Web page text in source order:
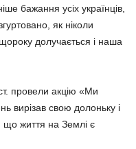
бажання усіх українців,
як ніколи
долучається і наша
провели акцію «Ми
вирізав свою долоньку і
що життя на Землі є